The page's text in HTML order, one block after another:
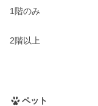
1階のみ
2階以上
ペット